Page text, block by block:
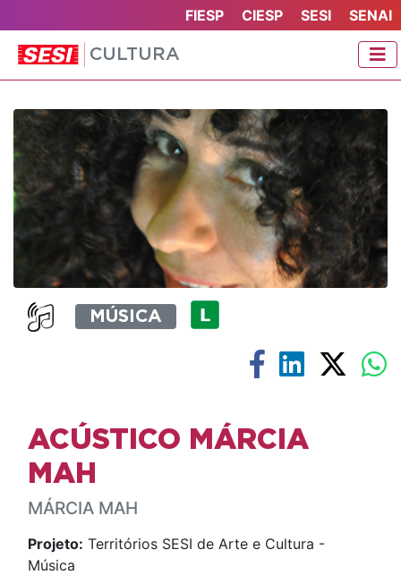
FIESP CIESP SESI SENAI
CULTURA
MÚSICA
ACÚSTICO MÁRCIA
MAH
MÁRCIA MAH
Projeto: Territórios SESI de Arte e Cultura -
Música